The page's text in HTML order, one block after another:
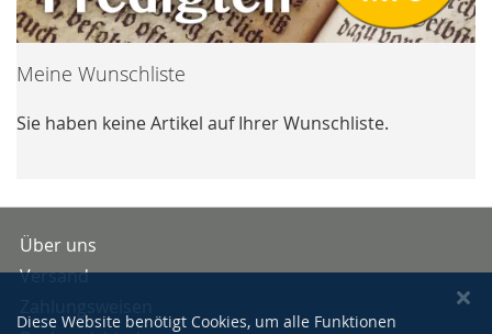
Meine Wunschliste
Sie haben keine Artikel auf Ihrer Wunschliste.
Über uns
Versand
Diese Website benötigt Cookies, um alle Funktionen